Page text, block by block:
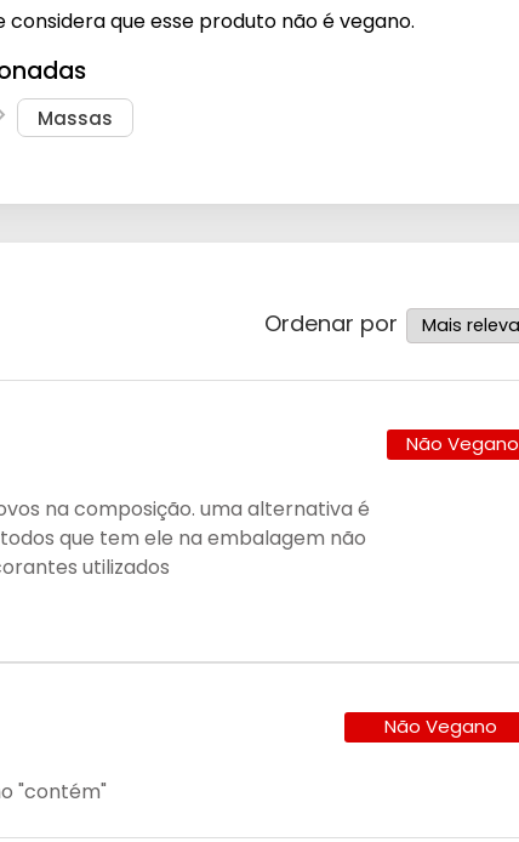
considera que esse produto não é vegano.
Massas
Ordenar por
na composição. uma alternativa é
que tem ele na embalagem não
utilizados
Não Vegano
"contém"
Não Vegano